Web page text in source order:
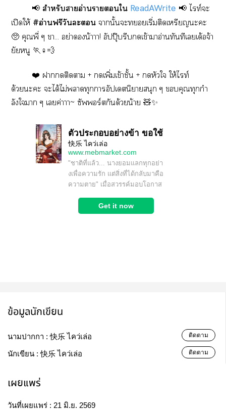
📢 สำหรับาอ่านาใ ReadAWrite 📢 ไท์ะ
เปิดให้ #อ่านฟรีวันะ านั้นะเริ่มติดเหรียญะะ
🥺 คุณพี่ ๆ า... อย่าน้าาา! อัปปุ๊บรีบเข้าาอ่านทันทีเเด้อจ้า
ยัยหนู 🏃♀️💨
❤️ าติดา + เพิ่มเข้าชั้น + หัวใ ให้ไท์
ด้วยะะ ะได้ไม่าทุกาอัปเดตนิยายสนุก ๆ คุณทุกกำ
ลังใา ๆ เค่าาา~ ซัพร์ตกันด้วยน้าย 🧸✨
ข้อมูลนักเขียน
นามปากกา :快乐 ไคว่เล่อ ติดตาม
นักเขียน :快乐 ไคว่เล่อ ติดตาม
เผยแพร่
วันที่เผยแพร่ : 21 มิ.ย. 2569